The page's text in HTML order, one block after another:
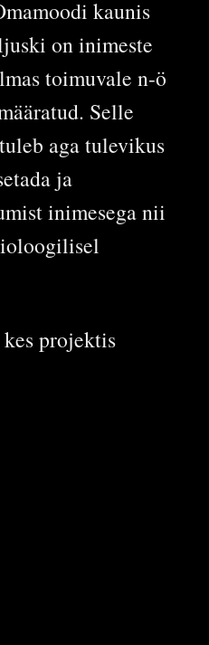
kaunis
on inimeste
toimuvale n-ö
Selle
aga tulevikus
ja
inimesega nii
projektis